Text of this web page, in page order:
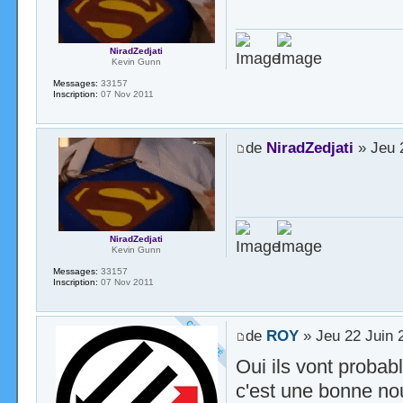
NiradZedjati
Kevin Gunn
Messages: 33157
Inscription: 07 Nov 2011
de NiradZedjati » Jeu
NiradZedjati
Kevin Gunn
Messages: 33157
Inscription: 07 Nov 2011
de ROY» Jeu 22 Juin
Oui ils vont
c'est une bonne